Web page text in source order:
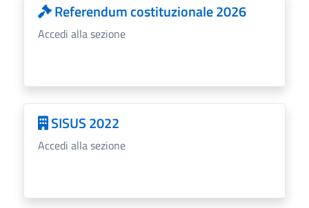
Referendum costituzionale 2026
Accedi alla sezione
SISUS 2022
Accedi alla sezione